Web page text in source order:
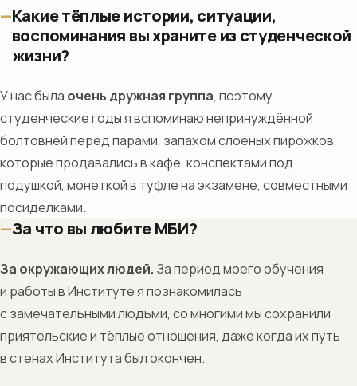
Какие тёплые истории, ситуации,
воспоминания вы храните из студенческой
жизни?
У нас была очень дружная группа, поэтому
студенческие годы я вспоминаю непринуждённой
болтовнёй перед парами, запахом слоёных пирожков,
которые продавались в кафе, конспектами под
подушкой, монеткой в туфле на экзамене, совместными
посиделками.
За что вы любите МБИ?
За окружающих людей. За период моего обучения
и работы в Институте я познакомилась
с замечательными людьми, со многими мы сохранили
приятельские и тёплые отношения, даже когда их путь
в стенах Института был окончен.